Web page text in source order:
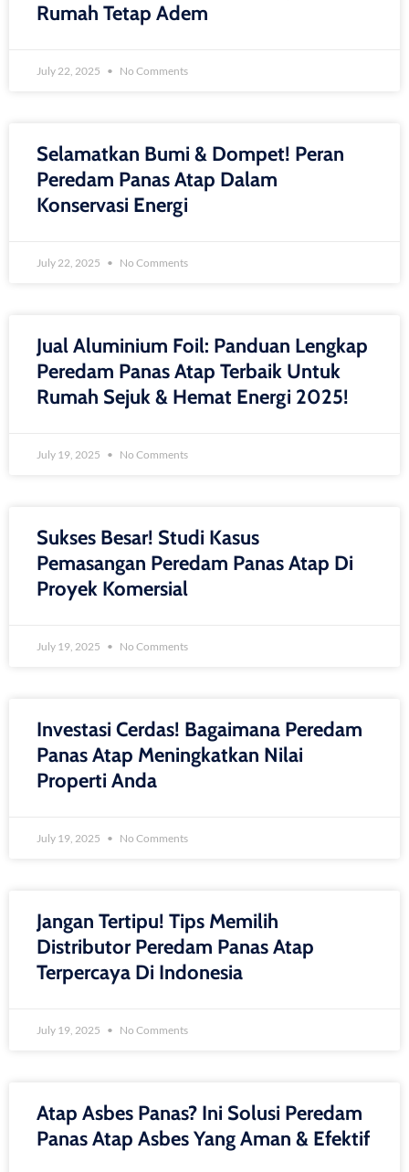
Rumah Tetap Adem
July 22, 2025 No Comments
Selamatkan Bumi & Dompet! Peran
Peredam Panas Atap Dalam
Konservasi Energi
July 22, 2025 No Comments
Jual Aluminium Foil: Panduan Lengkap
Peredam Panas Atap Terbaik Untuk
Rumah Sejuk & Hemat Energi 2025!
July 19, 2025 No Comments
Sukses Besar! Studi Kasus
Pemasangan Peredam Panas Atap Di
Proyek Komersial
July 19, 2025 No Comments
Investasi Cerdas! Bagaimana Peredam
Panas Atap Meningkatkan Nilai
Properti Anda
July 19, 2025 No Comments
Jangan Tertipu! Tips Memilih
Distributor Peredam Panas Atap
Terpercaya Di Indonesia
July 19, 2025 No Comments
Atap Asbes Panas? Ini Solusi Peredam
Panas Atap Asbes Yang Aman & Efektif